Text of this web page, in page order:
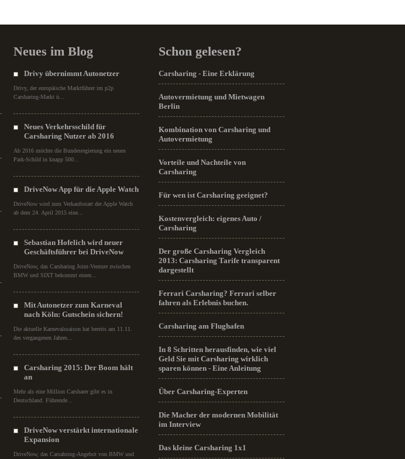
Neues im Blog
Drivy übernimmt Autonetzer
Drivy, der europäische Marktführer im p2p
Carsharing-Markt ü...
Neues Verkehrsschild für
Carsharing Nutzer ab 2016
Ab 2016 möchte die Bundesregierung ein neues
Park-Schild in knapp 500...
DriveNow App für die Apple Watch
DriveNow wird zum Verkaufsstart der Apple Watch
ab dem 24. April 2015 eine...
Sebastian Hofelich wird neuer
Geschäftsführer bei DriveNow
DriveNow, das Carsharing Joint-Venture zwischen
BMW und SIXT bekommt einen...
Mit Autonetzer zum Karneval
nach Köln: Gutschein sichern!
Die aktuelle Karnevalssaison hat bereits am 11.11.
des vergangenen Jahres...
Carsharing 2015: Der Boom hält
an
Mehr als eine Million Carsharer gibt es in
Deutschland. Führende...
DriveNow verstärkt internationale
Expansion
DriveNow, das Carsahring-Angebot von BMW und
Schon gelesen?
Carsharing - Eine Erklärung
Autovermietung und Mietwagen
Berlin
Kombination von Carsharing und
Autovermietung
Vorteile und Nachteile von
Carsharing
Für wen ist Carsharing geeignet?
Kostenvergleich: eigenes Auto /
Carsharing
Der große Carsharing Vergleich
2013: Carsharing Tarife transparent
dargestellt
Ferrari Carsharing? Ferrari selber
fahren als Erlebnis buchen.
Carsharing am Flughafen
In 8 Schritten herausfinden, wie viel
Geld Sie mit Carsharing wirklich
sparen können - Eine Anleitung
Über Carsharing-Experten
Die Macher der modernen Mobilität
im Interview
Das kleine Carsharing 1x1